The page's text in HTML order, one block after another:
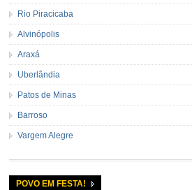
Rio Piracicaba
Alvinópolis
Araxá
Uberlândia
Patos de Minas
Barroso
Vargem Alegre
POVO EM FESTA!